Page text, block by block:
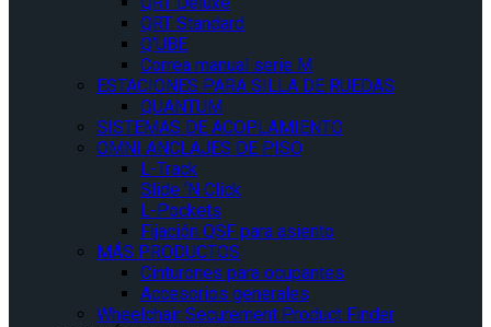
QRT Standard
Q’UBE
Correa manual serie M
ESTACIONES PARA SILLA DE RUEDAS
QUANTUM
SISTEMAS DE ACOPLAMIENTO
OMNI ANCLAJES DE PISO
L-Track
Slide ‘N Click
L-Pockets
Fijación QSF para asiento
MÁS PRODUCTOS
Cinturones para ocupantes
Accesorios generales
Wheelchair Securement Product Finder